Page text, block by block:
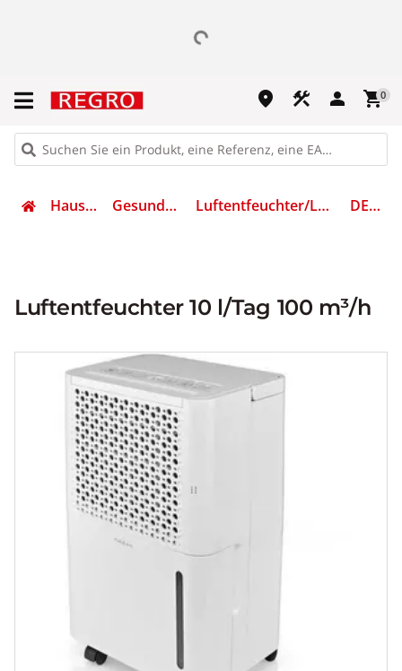
place construction person shopping_cart0
Haushaltsgeräte Gesundheit & Wellness Luftentfeuchter/Luftbefeuchter/Luftreiniger DEHU10WT
Luftentfeuchter 10 l/Tag 100 m³/h